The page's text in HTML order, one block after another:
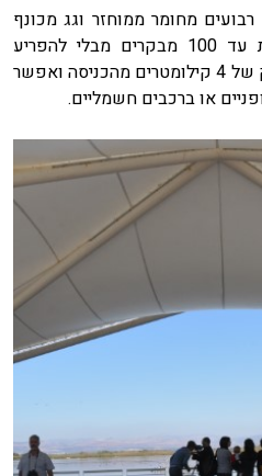
של 350 מטרים רבועים מחומר ממוחזר וגג מכונף
בצבע לבן שמצליחים להסוות עד 100 מבקרים מבלי להפריע
לעגורים. המצפור נמצא במרחק של 4 קילומטרים מהכניסה ואפשר
או ברכבים חשמליים.